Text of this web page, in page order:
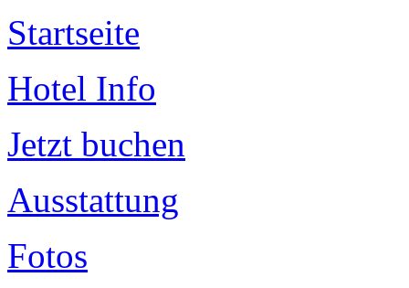
Startseite
Hotel Info
Jetzt buchen
Ausstattung
Fotos